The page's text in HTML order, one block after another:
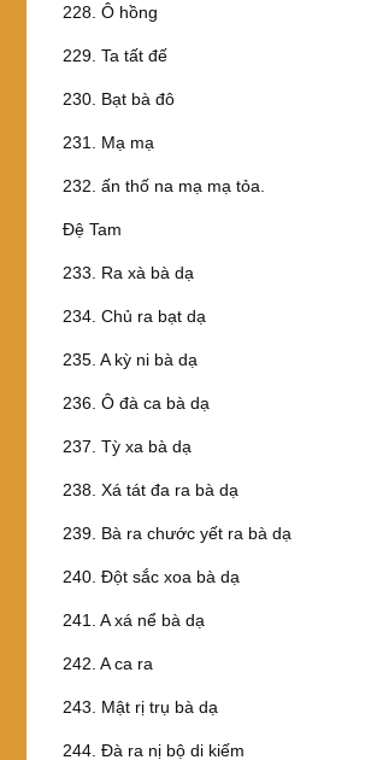
228. Ô hồng
229. Ta tất đế
230. Bạt bà đô
231. Mạ mạ
232. ấn thố na mạ mạ tỏa.
Ðệ Tam
233. Ra xà bà dạ
234. Chủ ra bạt dạ
235. A kỳ ni bà dạ
236. Ô đà ca bà dạ
237. Tỳ xa bà dạ
238. Xá tát đa ra bà dạ
239. Bà ra chước yết ra bà dạ
240. Ðột sắc xoa bà dạ
241. A xá nể bà dạ
242. A ca ra
243. Mật rị trụ bà dạ
244. Ðà ra nị bộ di kiếm